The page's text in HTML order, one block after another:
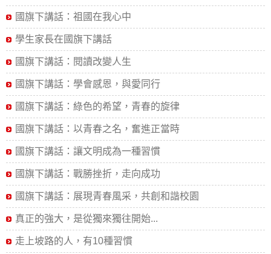
國旗下講話：祖國在我心中
學生家長在國旗下講話
國旗下講話：閱讀改變人生
國旗下講話：學會感恩，與愛同行
國旗下講話：綠色的希望，青春的旋律
國旗下講話：以青春之名，奮進正當時
國旗下講話：讓文明成為一種習慣
國旗下講話：戰勝挫折，走向成功
國旗下講話：展現青春風采，共創和諧校園
真正的強大，是從獨來獨往開始...
走上坡路的人，有10種習慣